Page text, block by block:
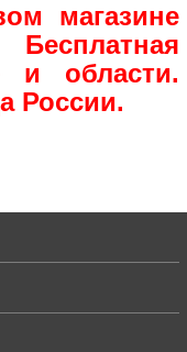
магазине
и области.
России.